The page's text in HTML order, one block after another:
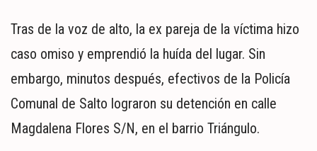
Tras de la voz de alto, la ex pareja de la víctima hizo
caso omiso y emprendió la huída del lugar. Sin
embargo, minutos después, efectivos de la Policía
Comunal de Salto lograron su detención en calle
Magdalena Flores S/N, en el barrio Triángulo.